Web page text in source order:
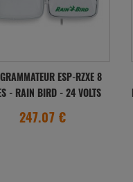
ESP-RZXE 8
- RAIN BIRD - 24 VOLTS
247.07 €